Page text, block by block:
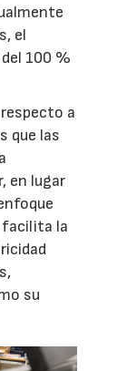
el
100 %
a
que las
en lugar
facilita la
su